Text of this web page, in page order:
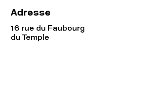
Adresse
16 rue du Faubourg
du Temple